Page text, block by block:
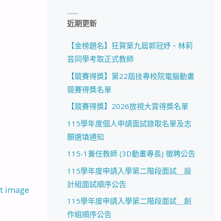
image
近期更新
【金榜題名】狂賀第九屆郭冠妤、林莉
芸同學考取正式教師
【競賽得獎】第22屆技專校院電腦動畫
競賽得獎名單
【競賽得獎】2026放視大賞得獎名單
115學年度個人申請面試錄取名單及志
願選填通知
115-1兼任教師 (3D動畫專長) 徵聘公告
115學年度申請入學第二階段面試＿設
計組面試順序公告
115學年度申請入學第二階段面試＿創
作組順序公告